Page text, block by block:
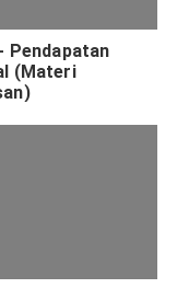
Pendapatan
(Materi